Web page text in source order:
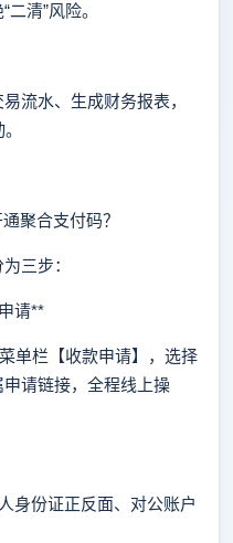
清”风险。
水、生成财务报表，
聚合支付码？
三步：
请**
单栏【收款申请】，选择
请链接，全程线上操
份证正反面、对公账户